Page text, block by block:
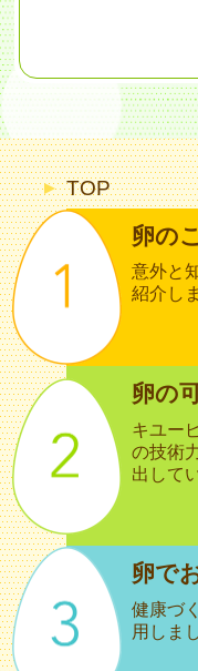
TOP
卵の
意外と
紹介し
卵の
キユー
の技術
出して
卵で
健康づ
用しま